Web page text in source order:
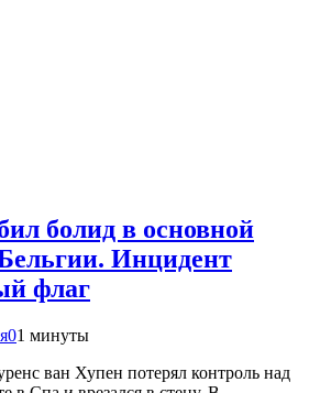
болид в основной
Инцидент
флаг
01 минуты
ван Хупен потерял контроль над